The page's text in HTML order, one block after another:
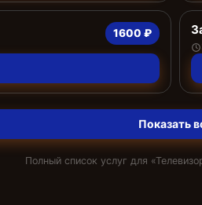
1600 ₽
Показать
Полный список услуг для «